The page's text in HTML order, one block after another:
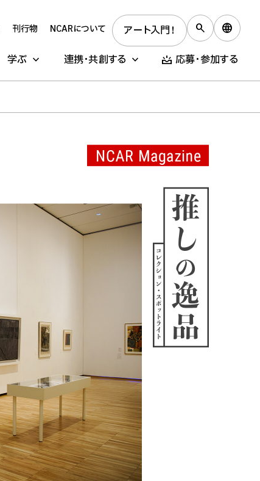
学ぶ 連携・共創する 応募・参加する
刊行物 NCARについて アート入門！